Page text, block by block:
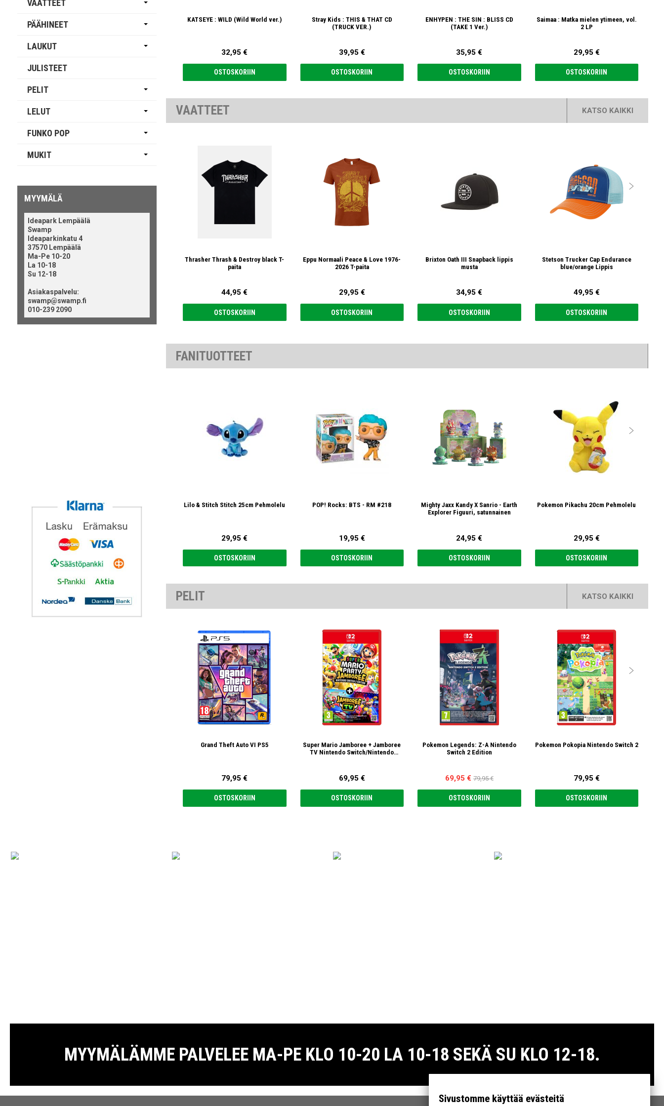
Sivustomme käyttää evästeitä
KATSEYE : WILD (Wild World ver.)
32,95 €
OSTOSKORIIN
Stray Kids : THIS & THAT CD
(TRUCK VER.)
39,95 €
OSTOSKORIIN
ENHYPEN : THE SIN : BLISS CD
(TAKE 1 Ver.)
35,95 €
OSTOSKORIIN
Saimaa : Matka mielen ytimeen, vol.
2 LP
29,95 €
OSTOSKORIIN
VAATTEET KATSO KAIKKI
Thrasher Thrash & Destroy black T-
paita
44,95 €
OSTOSKORIIN
Eppu Normaali Peace & Love 1976-
2026 T-paita
29,95 €
OSTOSKORIIN
Brixton Oath III Snapback lippis
musta
34,95 €
OSTOSKORIIN
Stetson Trucker Cap Endurance
blue/orange Lippis
49,95 €
OSTOSKORIIN

FANITUOTTEET
Lilo & Stitch Stitch 25cm Pehmolelu
29,95 €
OSTOSKORIIN
POP! Rocks: BTS - RM #218
19,95 €
OSTOSKORIIN
Mighty Jaxx Kandy X Sanrio - Earth
Explorer Figuuri, satunnainen
24,95 €
OSTOSKORIIN
Pokemon Pikachu 20cm Pehmolelu
29,95 €
OSTOSKORIIN

PELIT KATSO KAIKKI
Grand Theft Auto VI PS5
79,95 €
OSTOSKORIIN
Super Mario Jamboree + Jamboree
TV Nintendo Switch/Nintendo
69,95 €
OSTOSKORIIN
Pokemon Legends: Z-A Nintendo
Switch 2 Edition
69,95 € 79,95 €
OSTOSKORIIN
Pokemon Pokopia Nintendo Switch 2
79,95 €
OSTOSKORIIN

VAATTEET
PÄÄHINEET
LAUKUT
JULISTEET
PELIT
LELUT
FUNKO POP
MUKIT
MYYMÄLÄ
Ideapark Lempäälä
Swamp
Ideaparkinkatu 4
37570 Lempäälä
Ma-Pe 10-20
La 10-18
Su 12-18
Asiakaspalvelu:
swamp@swamp.fi
010-239 2090
MYYMÄLÄMME PALVELEE MA-PE KLO 10-20 LA 10-18 SEKÄ SU KLO 12-18.